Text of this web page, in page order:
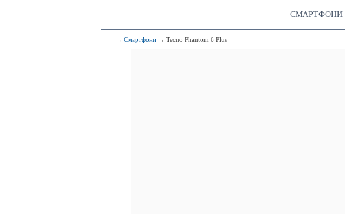
СМАРТФОНИ
→ Смартфони → Tecno Phantom 6 Plus